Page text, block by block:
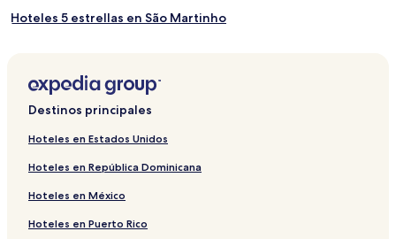
Hoteles 5 estrellas en São Martinho
Hoteles familiares en Sé
Villas en Calheta
Departamentos en Calheta
Casas de huéspedes en Calheta
Destinos principales
Hoteles en Estados Unidos
Hoteles en República Dominicana
Hoteles en México
Hoteles en Puerto Rico